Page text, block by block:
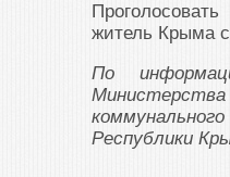
житель Крыма
По
Республики